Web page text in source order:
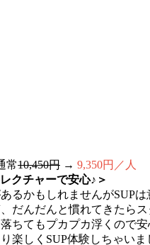
常10,450円 → 9,350円／人
クチャーで安心♪＞
るかもしれませんがSUPは
だんだんと慣れてきたら
ちてもプカプカ浮くので安
楽しくSUP体験しちゃいま